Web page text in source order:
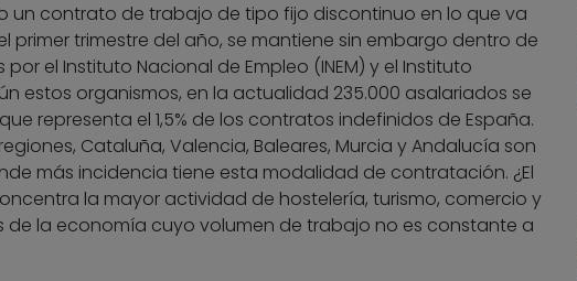
un contrato de trabajo de tipo fijo discontinuo en lo que va
primer trimestre del año, se mantiene sin embargo dentro de
el Instituto Nacional de Empleo (INEM) y el Instituto
estos organismos, en la actualidad 235.000 asalariados se
representa el 1,5% de los contratos indefinidos de España.
Cataluña, Valencia, Baleares, Murcia y Andalucía son
más incidencia tiene esta modalidad de contratación. ¿El
la mayor actividad de hostelería, turismo, comercio y
de la economía cuyo volumen de trabajo no es constante a